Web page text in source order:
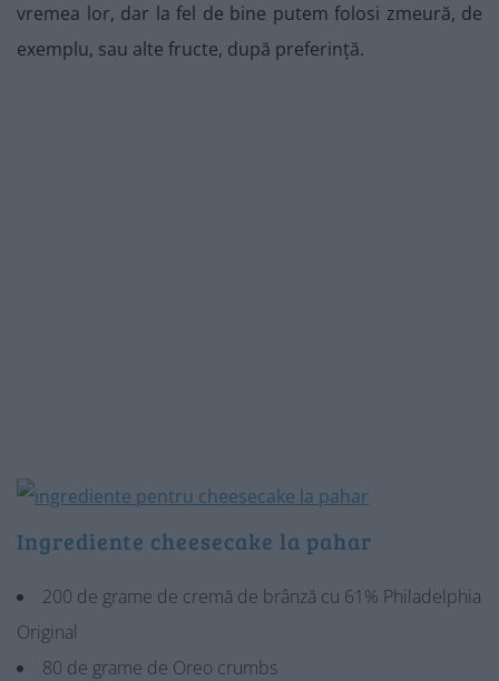
vremea lor, dar la fel de bine putem folosi zmeură, de
exemplu, sau alte fructe, după preferință.
Ingrediente cheesecake la pahar
200 de grame de cremă de brânză cu 61% Philadelphia
Original
80 de grame de Oreo crumbs